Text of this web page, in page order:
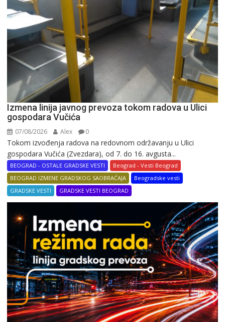
Izmena linija javnog prevoza tokom radova u Ulici
gospodara Vučića
07/08/2026 Alex 0
Tokom izvođenja radova na redovnom održavanju u Ulici
gospodara Vučića (Zvezdara), od 7. do 16. avgusta...
BEOGRAD - OSTALE GRADSKE VESTI
Beograd - Vesti Beograd
BEOGRAD IZMENE GRADSKOG SAOBRAĆAJA
Beogradske vesti
GRADSKE VESTI
GRADSKE VESTI BEOGRAD